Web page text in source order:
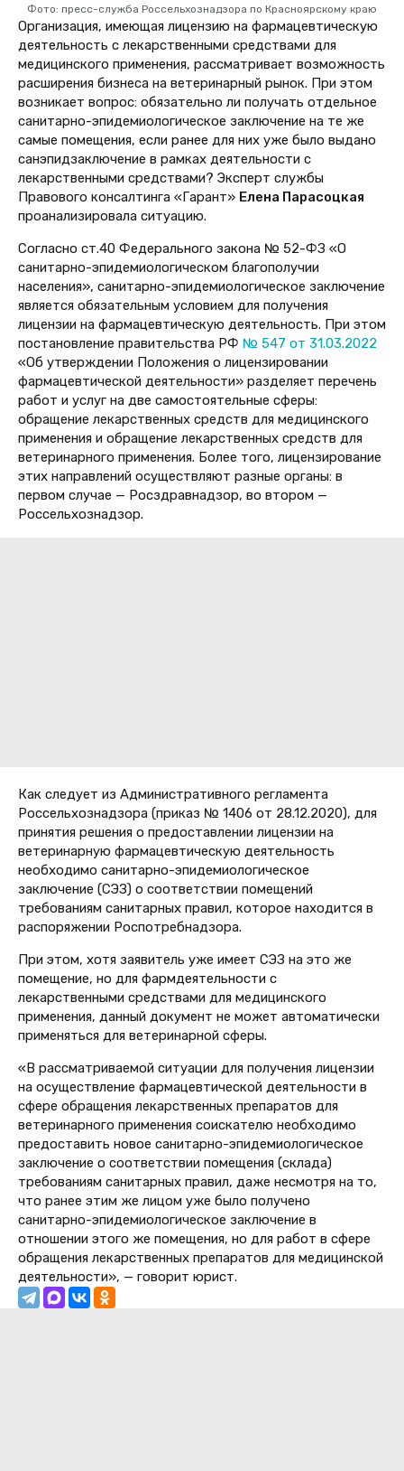
Фото: пресс-служба Россельхознадзора по Красноярскому краю
Организация, имеющая лицензию на фармацевтическую
деятельность с лекарственными средствами для
медицинского применения, рассматривает возможность
расширения бизнеса на ветеринарный рынок. При этом
возникает вопрос: обязательно ли получать отдельное
санитарно-эпидемиологическое заключение на те же
самые помещения, если ранее для них уже было выдано
санэпидзаключение в рамках деятельности с
лекарственными средствами? Эксперт службы
Правового консалтинга «Гарант» Елена Парасоцкая
проанализировала ситуацию.
Согласно ст.40 Федерального закона № 52-ФЗ «О
санитарно-эпидемиологическом благополучии
населения», санитарно-эпидемиологическое заключение
является обязательным условием для получения
лицензии на фармацевтическую деятельность. При этом
постановление правительства РФ № 547 от 31.03.2022
«Об утверждении Положения о лицензировании
фармацевтической деятельности» разделяет перечень
работ и услуг на две самостоятельные сферы:
обращение лекарственных средств для медицинского
применения и обращение лекарственных средств для
ветеринарного применения. Более того, лицензирование
этих направлений осуществляют разные органы: в
первом случае — Росздравнадзор, во втором —
Россельхознадзор.
Как следует из Административного регламента
Россельхознадзора (приказ № 1406 от 28.12.2020), для
принятия решения о предоставлении лицензии на
ветеринарную фармацевтическую деятельность
необходимо санитарно-эпидемиологическое
заключение (СЭЗ) о соответствии помещений
требованиям санитарных правил, которое находится в
распоряжении Роспотребнадзора.
При этом, хотя заявитель уже имеет СЭЗ на это же
помещение, но для фармдеятельности с
лекарственными средствами для медицинского
применения, данный документ не может автоматически
применяться для ветеринарной сферы.
«В рассматриваемой ситуации для получения лицензии
на осуществление фармацевтической деятельности в
сфере обращения лекарственных препаратов для
ветеринарного применения соискателю необходимо
предоставить новое санитарно-эпидемиологическое
заключение о соответствии помещения (склада)
требованиям санитарных правил, даже несмотря на то,
что ранее этим же лицом уже было получено
санитарно-эпидемиологическое заключение в
отношении этого же помещения, но для работ в сфере
обращения лекарственных препаратов для медицинской
деятельности», — говорит юрист.